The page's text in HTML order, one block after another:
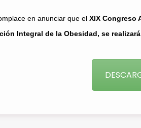
en anunciar que el XIX Congreso
Integral de la Obesidad, se